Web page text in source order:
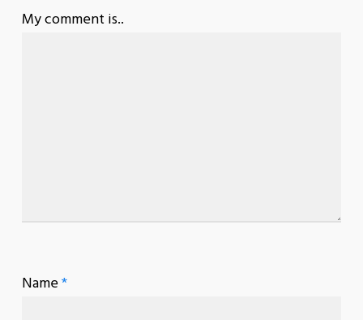
My comment is..
Name*